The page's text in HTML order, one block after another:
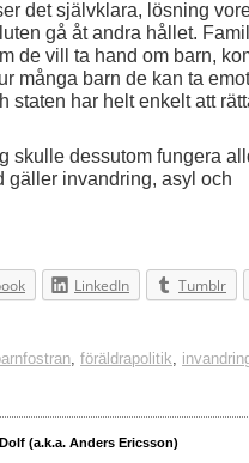
det självklara, lösning
gå åt andra hållet.
de vill ta hand om barn,
många barn de kan ta
staten har helt enkelt att
skulle dessutom fungera
gäller invandring, asyl och
LinkedIn Tumblr
, föräldrapolitik,
(a.k.a. Anders Ericsson)